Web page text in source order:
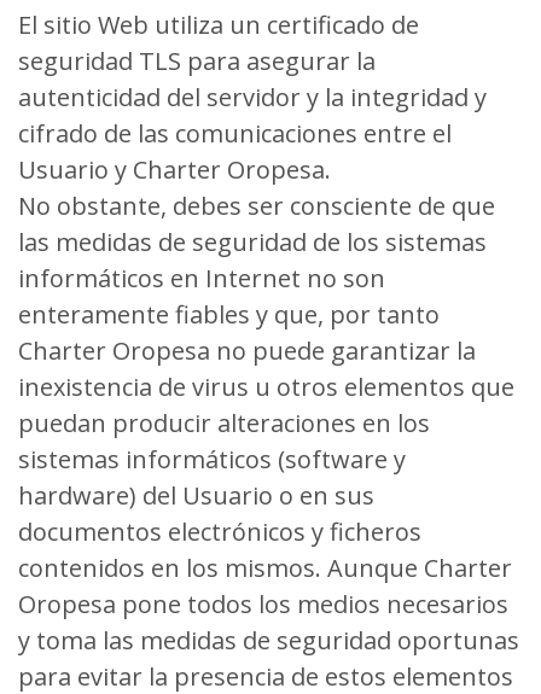
El sitio Web utiliza un certificado de
seguridad TLS para asegurar la
autenticidad del servidor y la integridad y
cifrado de las comunicaciones entre el
Usuario y Charter Oropesa.
No obstante, debes ser consciente de que
las medidas de seguridad de los sistemas
informáticos en Internet no son
enteramente fiables y que, por tanto
Charter Oropesa no puede garantizar la
inexistencia de virus u otros elementos que
puedan producir alteraciones en los
sistemas informáticos (software y
hardware) del Usuario o en sus
documentos electrónicos y ficheros
contenidos en los mismos. Aunque Charter
Oropesa pone todos los medios necesarios
y toma las medidas de seguridad oportunas
para evitar la presencia de estos elementos